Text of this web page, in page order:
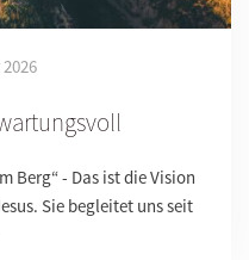
Berg“ - Das ist die Vision
Sie begleitet uns seit